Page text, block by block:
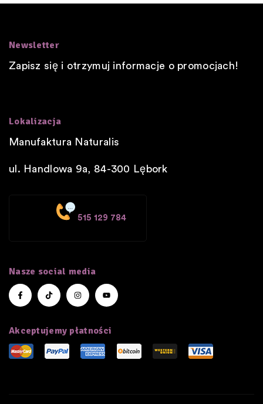
Newsletter
Zapisz się i otrzymuj informacje o promocjach!
Lokalizacja
Manufaktura Naturalis
ul. Handlowa 9a, 84-300 Lębork
515 129 784
Nasze social media
Akceptujemy płatności